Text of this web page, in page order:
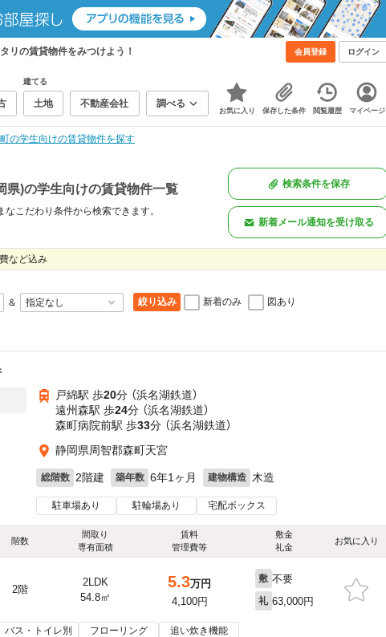
リの賃貸物件をみつけよう！ 会員登録 ログイン
建てる
土地 不動産会社 調べる
お気に入り 保存した条件 閲覧履歴 マイページ
の学生向けの賃貸物件を探す
県)の学生向けの賃貸物件一覧
こだわり条件から検索できます。
検索条件を保存
新着メール通知を受け取る
など込み
＆ 絞り込み 新着のみ 図あり
戸綿駅 歩20分 （浜名湖鉄道）
遠州森駅 歩24分 （浜名湖鉄道）
森町病院前駅 歩33分 （浜名湖鉄道）
静岡県周智郡森町天宮
総階数 2階建 築年数 6年1ヶ月 建物構造 木造
駐車場あり 駐輪場あり 宅配ボックス
階数
間取り
専有面積
賃料
管理費等
敷金
礼金
お気に入り
2階
2LDK
54.8㎡
5.3万円
4,100円
敷 不要
礼 63,000円
バス・トイレ別 フローリング 追い炊き機能